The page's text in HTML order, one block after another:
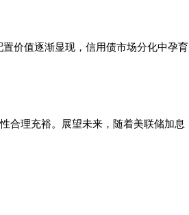
价值逐渐显现，信用债市场分化中孕育
合理充裕。展望未来，随着美联储加息